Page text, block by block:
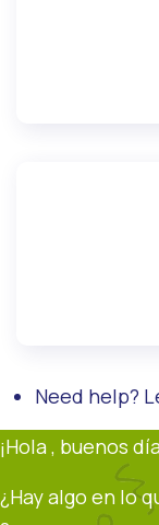
Need help?
¡Hola , buenos
¿Hay algo en lo